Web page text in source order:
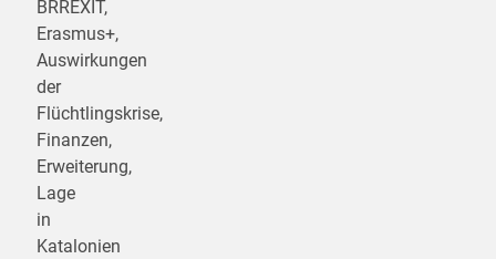
BRREXIT,
Erasmus+,
Auswirkungen
der
Flüchtlingskrise,
Finanzen,
Erweiterung,
Lage
in
Katalonien